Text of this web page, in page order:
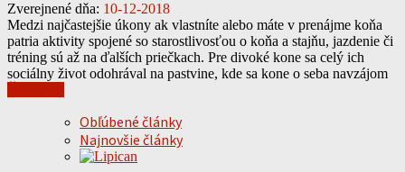
Zverejnené dňa: 10-12-2018
Medzi najčastejšie úkony ak vlastníte alebo máte v prenájme koňa
patria aktivity spojené so starostlivosťou o koňa a stajňu, jazdenie či
tréning sú až na ďalších priečkach. Pre divoké kone sa celý ich
sociálny život odohrával na pastvine, kde sa kone o seba navzájom
Obľúbené články
Najnovšie články